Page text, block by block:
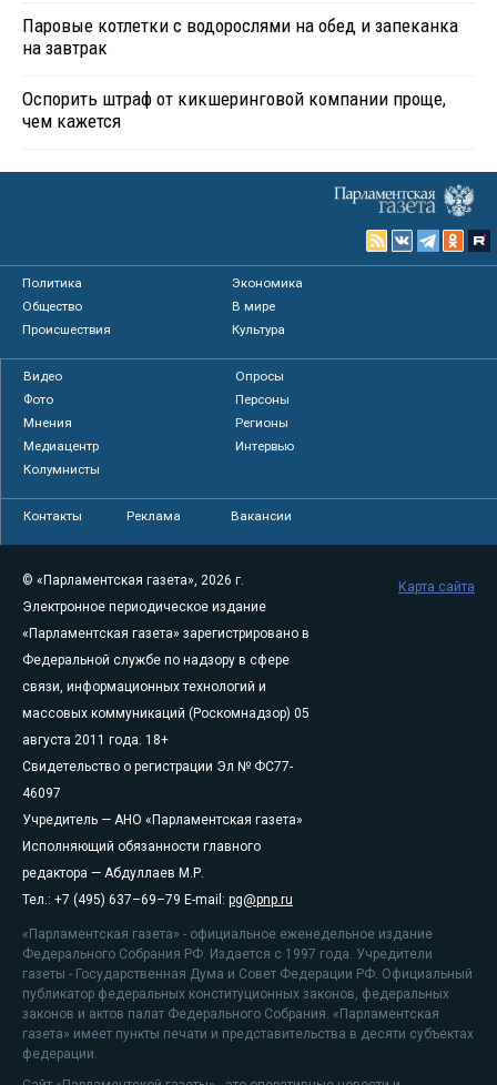
Паровые котлетки с водорослями на обед и запеканка
на завтрак
Оспорить штраф от кикшеринговой компании проще,
чем кажется
Политика
Экономика
Общество
В мире
Происшествия
Культура
Видео
Опросы
Фото
Персоны
Мнения
Регионы
Медиацентр
Интервью
Колумнисты
Контакты Реклама Вакансии
© «Парламентская газета», 2026 г.
Электронное периодическое издание
«Парламентская газета» зарегистрировано в
Федеральной службе по надзору в сфере
связи, информационных технологий и
массовых коммуникаций (Роскомнадзор) 05
августа 2011 года. 18+
Свидетельство о регистрации Эл № ФС77-
46097
Учредитель — АНО «Парламентская газета»
Исполняющий обязанности главного
редактора — Абдуллаев М.Р.
Тел.: +7 (495) 637–69–79 E-mail: pg@pnp.ru
«Парламентская газета» - официальное еженедельное издание
Федерального Собрания РФ. Издается с 1997 года. Учредители
газеты - Государственная Дума и Совет Федерации РФ. Официальный
публикатор федеральных конституционных законов, федеральных
законов и актов палат Федерального Собрания. «Парламентская
газета» имеет пункты печати и представительства в десяти субъектах
федерации.
Карта сайта